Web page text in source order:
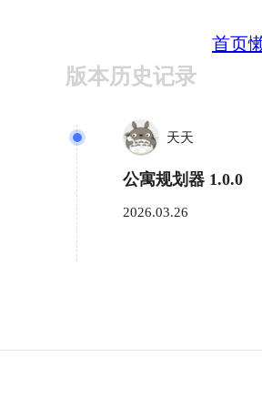
首页
版本历史记录
天天
公寓规划器 1.0.0
2026.03.26